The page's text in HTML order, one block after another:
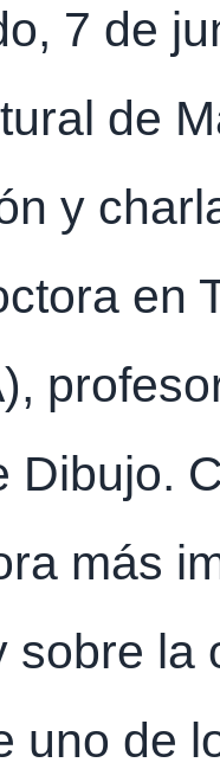
7 de
de
y
en
Dibujo.
más
sobre la
uno de